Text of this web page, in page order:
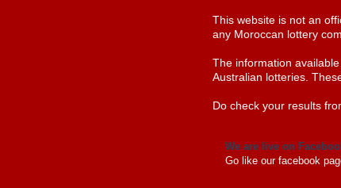
This website is not an
any Moroccan lottery
The information
Australian lotteries.
Do check your results
We are live on
Go like our facebook